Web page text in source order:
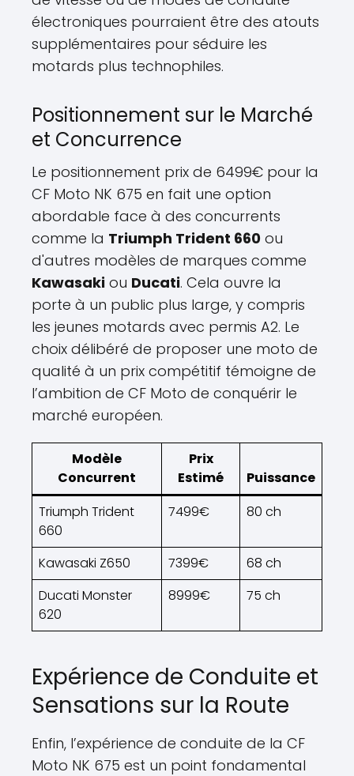
électroniques pourraient être des atouts
supplémentaires pour séduire les
motards plus technophiles.
Positionnement sur le Marché
et Concurrence
Le positionnement prix de 6499€ pour la
CF Moto NK 675 en fait une option
abordable face à des concurrents
comme la Triumph Trident 660 ou
d'autres modèles de marques comme
Kawasaki ou Ducati. Cela ouvre la
porte à un public plus large, y compris
les jeunes motards avec permis A2. Le
choix délibéré de proposer une moto de
qualité à un prix compétitif témoigne de
l’ambition de CF Moto de conquérir le
marché européen.
Modèle
Concurrent
Prix
Estimé
Puissance
Triumph Trident
660
7499€ 80 ch
Kawasaki Z650 7399€
68 ch
Ducati Monster
620
8999€ 75 ch
Expérience de Conduite et
Sensations sur la Route
Enfin, l’expérience de conduite de la CF
Moto NK 675 est un point fondamental